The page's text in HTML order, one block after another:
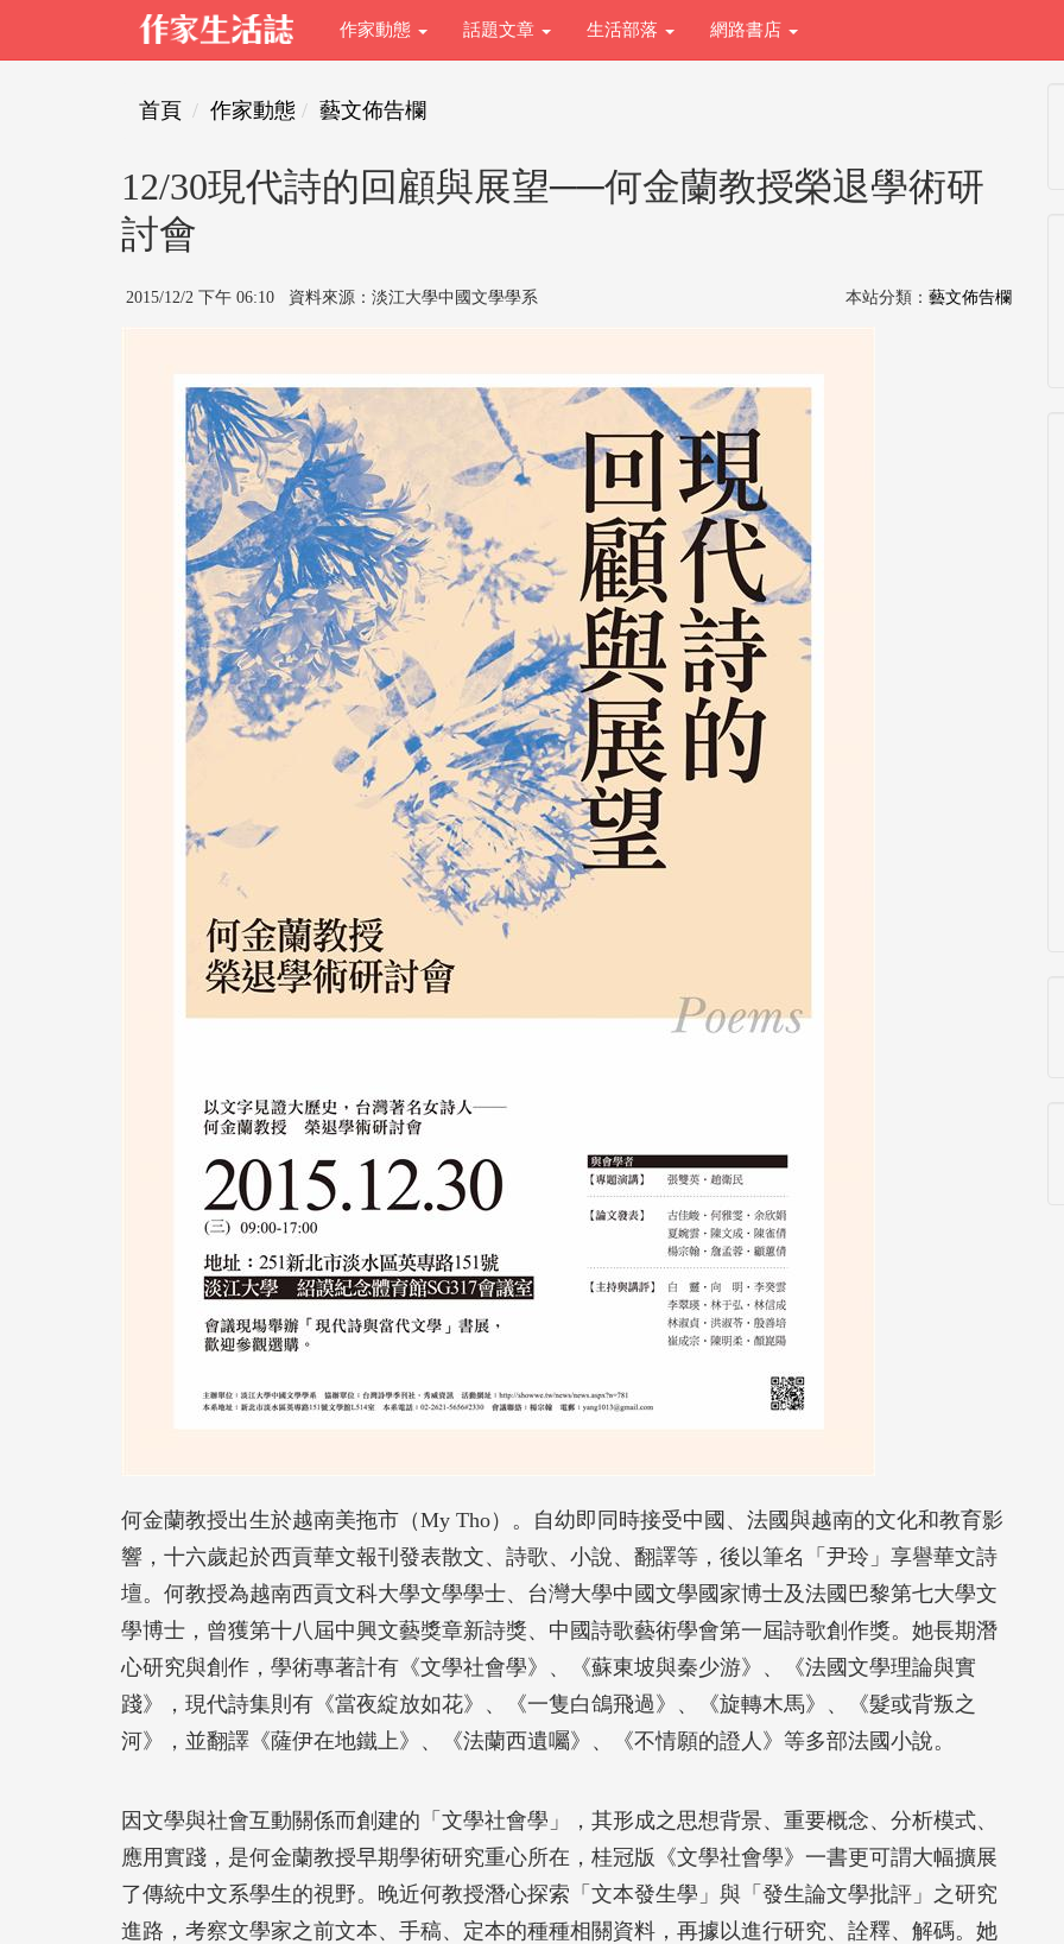
作家動態 話題文章 生活部落 網路書店
首頁 作家動態 藝文佈告欄
12/30現代詩的回顧與展望──何金蘭教授榮退學術研
討會
2015/12/2 下午 06:10 資料來源：淡江大學中國文學學系 本站分類： 藝文佈告欄
何金蘭教授出生於越南美拖市（My Tho）。自幼即同時接受中國、法國與越南的文化和教育影
響，十六歲起於西貢華文報刊發表散文、詩歌、小說、翻譯等，後以筆名「尹玲」享譽華文詩
壇。何教授為越南西貢文科大學文學學士、台灣大學中國文學國家博士及法國巴黎第七大學文
學博士，曾獲第十八屆中興文藝獎章新詩獎、中國詩歌藝術學會第一屆詩歌創作獎。她長期潛
心研究與創作，學術專著計有《文學社會學》、《蘇東坡與秦少游》、《法國文學理論與實
踐》，現代詩集則有《當夜綻放如花》、《一隻白鴿飛過》、《旋轉木馬》、《髮或背叛之
河》，並翻譯《薩伊在地鐵上》、《法蘭西遺囑》、《不情願的證人》等多部法國小說。
因文學與社會互動關係而創建的「文學社會學」，其形成之思想背景、重要概念、分析模式、
應用實踐，是何金蘭教授早期學術研究重心所在，桂冠版《文學社會學》一書更可謂大幅擴展
了傳統中文系學生的視野。晚近何教授潛心探索「文本發生學」與「發生論文學批評」之研究
進路，考察文學家之前文本、手稿、定本的種種相關資料，再據以進行研究、詮釋、解碼。她